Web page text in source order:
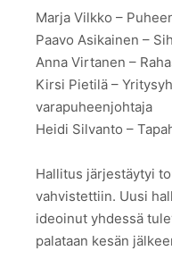
Marja Vilkko –
Paavo Asikainen –
Anna Virtanen –
Kirsi Pietilä –
varapuheenjohtaja
Heidi Silvanto –
Hallitus järjestäytyi
vahvistettiin. Uusi
ideoinut yhdessä
palataan kesän